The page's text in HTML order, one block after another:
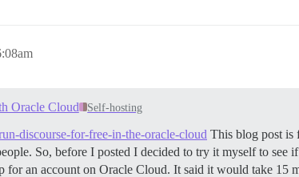
Oracle Cloud Self-hosting
discourse-for-free-in-the-oracle-cloud This blog post is
So, before I posted I decided to try it myself to see
for an account on Oracle Cloud. It said it would take 15